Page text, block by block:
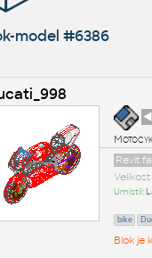
model #6386
◄
Revit
Velikost
Umístil:
bike
Blok je